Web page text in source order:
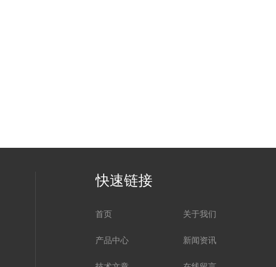
快速链接
首页 关于我们
产品中心 新闻资讯